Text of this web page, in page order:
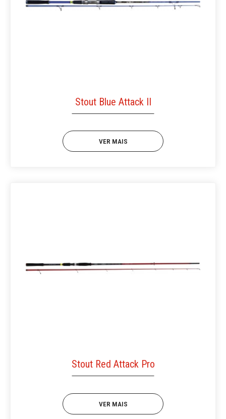
Stout Blue Attack II
VER MAIS
Stout Red Attack Pro
VER MAIS